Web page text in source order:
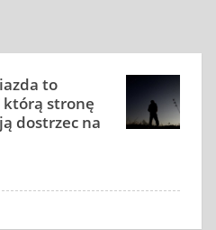
to
którą stronę
dostrzec na